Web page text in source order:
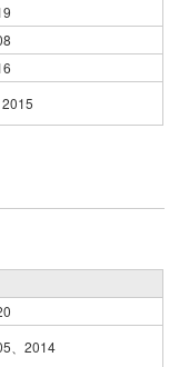
、2014